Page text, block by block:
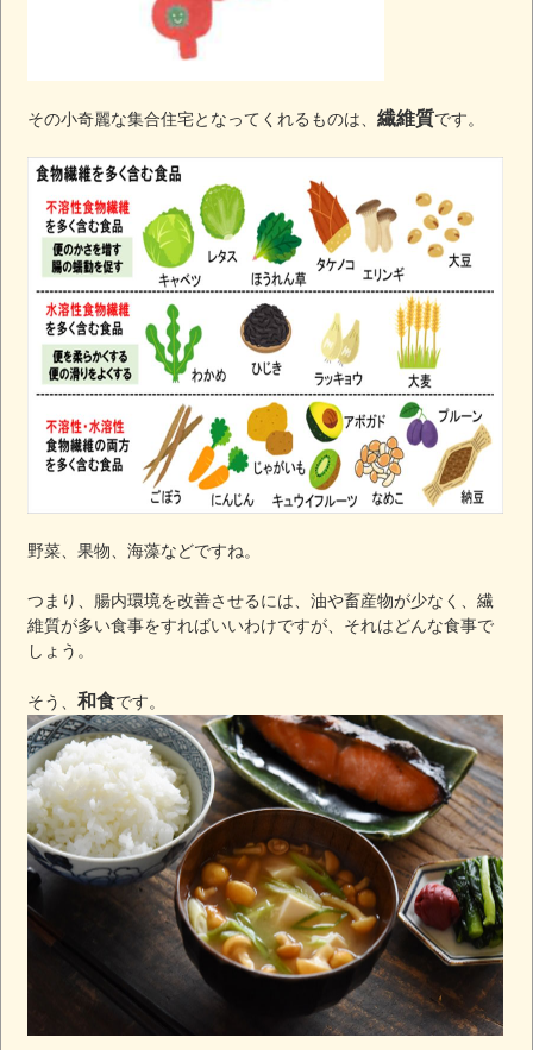
その小奇麗な集合住宅となってくれるものは、繊維質です。
野菜、果物、海藻などですね。
つまり、腸内環境を改善させるには、油や畜産物が少なく、繊
維質が多い食事をすればいいわけですが、それはどんな食事で
しょう。
そう、和食です。